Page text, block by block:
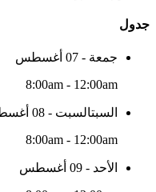
جدول
جمعة - 07 أغسطس
8:00am - 12:00am
السبتالسبت - 08 أغسطس
8:00am - 12:00am
الأحد - 09 أغسطس